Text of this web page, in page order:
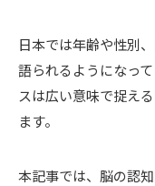
日本では年齢や性別
語られるようになっ
スは広い意味で捉え
ます。
本記事では、脳の認